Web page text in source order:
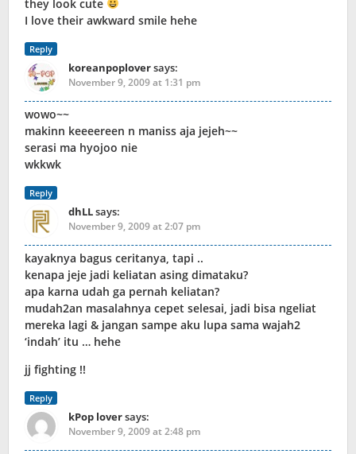
they look cute
I love their awkward smile hehe
Reply
koreanpoploversays:
November 9, 2009 at 1:31 pm
wowo~~
makinn keeeereen n maniss aja jejeh~~
serasi ma hyojoo nie
wkkwk
Reply
dhLLsays:
November 9, 2009 at 2:07 pm
kayaknya bagus ceritanya, tapi ..
kenapa jeje jadi keliatan asing dimataku?
apa karna udah ga pernah keliatan?
mudah2an masalahnya cepet selesai, jadi bisa ngeliat
mereka lagi & jangan sampe aku lupa sama wajah2
‘indah’ itu … hehe
jj fighting !!
Reply
kPop loversays:
November 9, 2009 at 2:48 pm